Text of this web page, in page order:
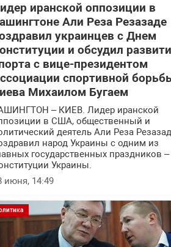
иранской оппозиции в
Али Реза Резазаде
украинцев с Днем
и обсудил
с вице-президентом
спортивной
Михаилом Бугаем
– КИЕВ. Лидер иранской
в США, общественный и
деятель Али Реза
народ Украины с одним из
государственных праздников
Украины.
июня, 14:49